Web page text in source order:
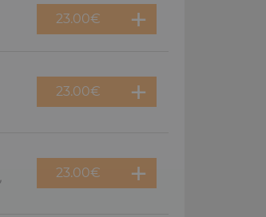
23.00€
23.00€
23.00€